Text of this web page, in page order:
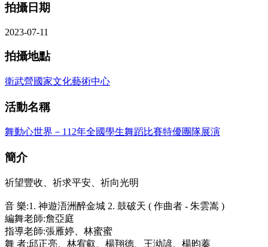
拍攝日期
2023-07-11
拍攝地點
衛武營國家文化藝術中心
活動名稱
舞動心世界－112年全國學生舞蹈比賽特優團隊展演
簡介
祈望豐收、祈求平安、祈向光明
音 樂:1. 神遊浯洲醉金城 2. 鼓破天 ( 作曲者 - 朱雲嵩 )
編舞老師:詹亞庭
指導老師:張雁婷、林蜜蜜
舞 者:邱正亮、林宥叡、楊翔德、王泑諺、楊昀蓁